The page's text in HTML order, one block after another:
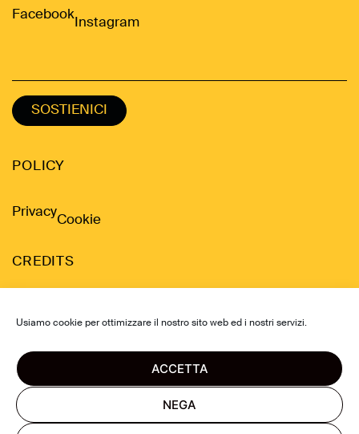
Usiamo cookie per ottimizzare il nostro sito web ed i nostri servizi.
ACCETTA
NEGA
Facebook
Instagram
SOSTIENICI
POLICY
Privacy
Cookie
CREDITS
Development by Dino Balliana